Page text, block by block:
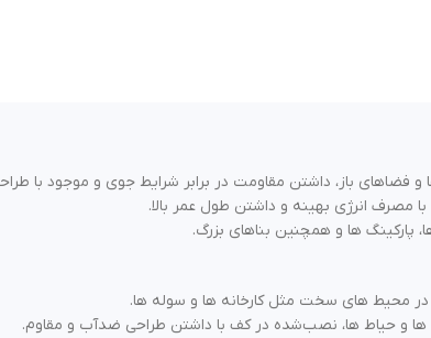
و فضاهای باز، داشتن مقاومت در برابر شرایط جوی و موجود با
مصرف انرژی بهینه و داشتن طول عمر بالا.
پارکینگ‌ ها و همچنین بناهای بزرگ.
در محیط‌ های سخت مثل کارخانه‌ ها و سوله‌ ها.
ها و حیاط‌ ها، نصب‌شده در کف با داشتن طراحی ضدآب و مقاوم.